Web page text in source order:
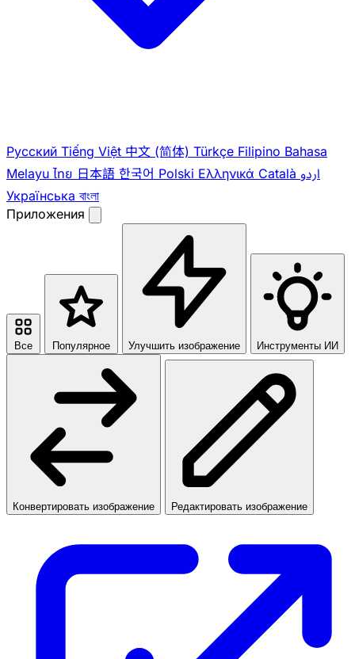
Pусский Tiếng Việt 中文 (简体) Türkçe Filipino Bahasa
Melayu ไทย 日本語 한국어 Polski Ελληνικά Català اردو
Українська বাংলা
Приложения
Все Популярное Улучшить изображение Инструменты ИИ
Конвертировать изображение Редактировать изображение